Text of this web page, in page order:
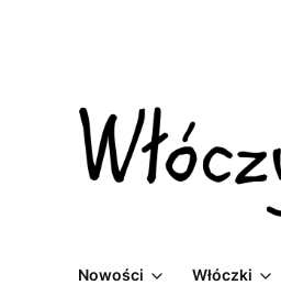
Nowości Włóczki